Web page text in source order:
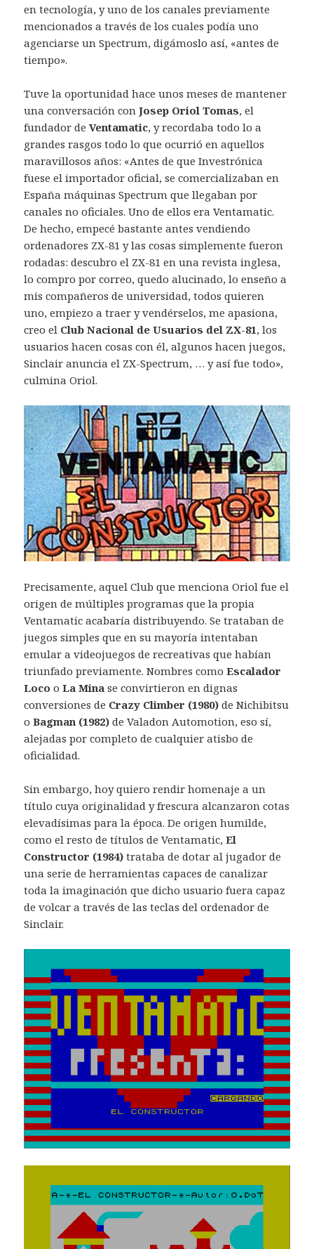
en tecnología, y uno de los canales previamente
mencionados a través de los cuales podía uno
agenciarse un Spectrum, digámoslo así, «antes de
tiempo».
Tuve la oportunidad hace unos meses de mantener
una conversación conJosep Oriol Tomas, el
fundador deVentamatic, y recordaba todo lo a
grandes rasgos todo lo que ocurrió en aquellos
maravillosos años: «Antes de que Investrónica
fuese el importador oficial, se comercializaban en
España máquinas Spectrum que llegaban por
canales no oficiales. Uno de ellos era Ventamatic.
De hecho, empecé bastante antes vendiendo
ordenadores ZX-81 y las cosas simplemente fueron
rodadas: descubro el ZX-81 en una revista inglesa,
lo compro por correo, quedo alucinado, lo enseño a
mis compañeros de universidad, todos quieren
uno, empiezo a traer y vendérselos, me apasiona,
creo el Club Nacional de Usuarios del ZX-81, los
usuarios hacen cosas con él, algunos hacen juegos,
Sinclair anuncia el ZX-Spectrum, … y así fue todo»,
culmina Oriol.
Precisamente, aquel Club que menciona Oriol fue el
origen de múltiples programas que la propia
Ventamatic acabaría distribuyendo. Se trataban de
juegos simples que en su mayoría intentaban
emular a videojuegos de recreativas que habían
triunfado previamente. Nombres comoEscalador
LocooLa Mina se convirtieron en dignas
conversiones de Crazy Climber (1980) de Nichibitsu
oBagman (1982)de Valadon Automotion, eso sí,
alejadas por completo de cualquier atisbo de
oficialidad.
Sin embargo, hoy quiero rendir homenaje a un
título cuya originalidad y frescura alcanzaron cotas
elevadísimas para la época. De origen humilde,
como el resto de títulos de Ventamatic,El
Constructor (1984)trataba de dotar al jugador de
una serie de herramientas capaces de canalizar
toda la imaginación que dicho usuario fuera capaz
de volcar a través de las teclas del ordenador de
Sinclair.